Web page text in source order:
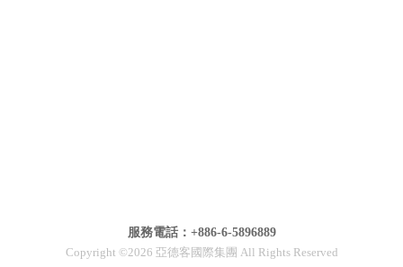
服務電話：+886-6-5896889
Copyright ©2026 亞德客國際集團 All Rights Reserved